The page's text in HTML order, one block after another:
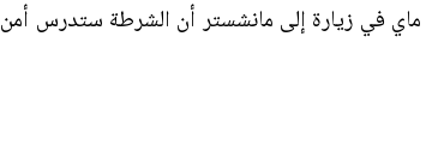
في جنوب مانشستر". وصرحت ماي في زيارة إلى مانشستر أن الشرطة ستدرس أمن